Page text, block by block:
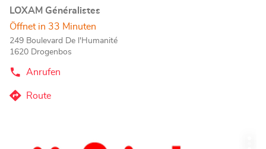
LOXAM Généralistes
Öffnet in 33 Minuten
249 Boulevard De l'Humanité
1620 Drogenbos
Anrufen
der
Drogenbos-
Route
zum